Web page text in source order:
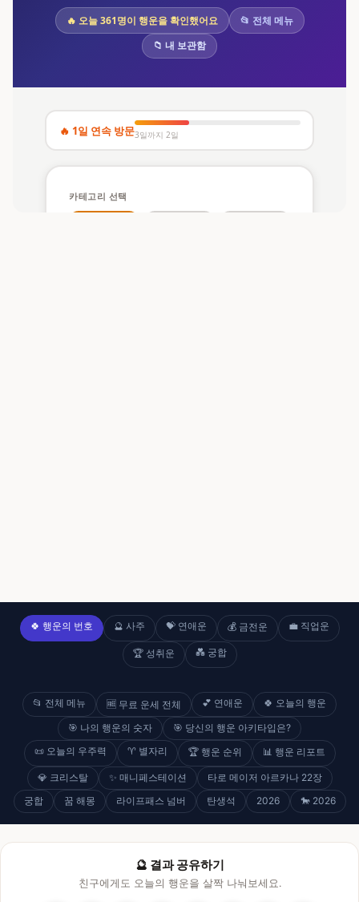
🍀 행운의 번호 🔮 사주 💝 연애운 💰 금전운 💼 직업운
🏆 성취운 💑 궁합
📂 전체 메뉴 🆓 무료 운세 전체 💕 연애운 🍀 오늘의 행운
🎯 나의 행운의 숫자
🎯 당신의 행운 아키타입은?
📜 오늘의 우주력
♈ 별자리 🏆 행운 순위 📊 행운 리포트
💎 크리스탈 ✨ 매니페스테이션
타로 메이저 아르카나 22장
궁합
꿈 해몽 라이프패스 넘버 탄생석 2026 🐎 2026
🔮 결과 공유하기
친구에게도 오늘의 행운을 살짝 나눠보세요.